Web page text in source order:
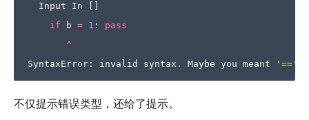
Input
In
if
b = 1 :
pass
^
SyntaxError : invalid syntax . Maybe you meant '=='
不仅提示错误类型，还给了提示。